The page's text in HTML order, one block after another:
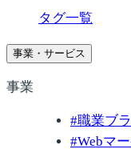
タグ一覧
事業・サービス
事業
#職業ブ
#Webマ